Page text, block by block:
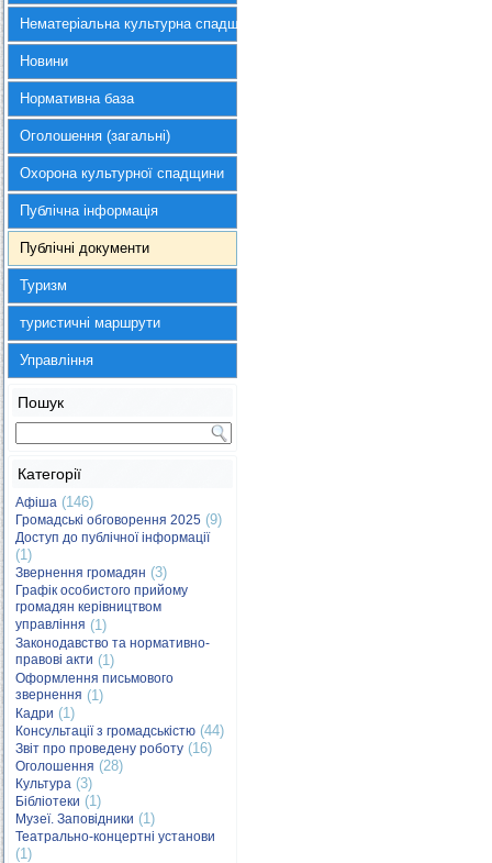
Нематеріальна культурна спадщина
Новини
Нормативна база
Оголошення (загальні)
Охорона культурної спадщини
Публічна інформація
Публічні документи
Туризм
туристичні маршрути
Управління
Пошук
Категорії
Афіша (146)
Громадські обговорення 2025 (9)
Доступ до публічної інформації
(1)
Звернення громадян (3)
Графік особистого прийому
громадян керівництвом
управління (1)
Законодавство та нормативно-
правові акти (1)
Оформлення письмового
звернення (1)
Кадри (1)
Консультації з громадськістю (44)
Звіт про проведену роботу (16)
Оголошення (28)
Культура (3)
Бібліотеки (1)
Музеї. Заповідники (1)
Театрально-концертні установи
(1)